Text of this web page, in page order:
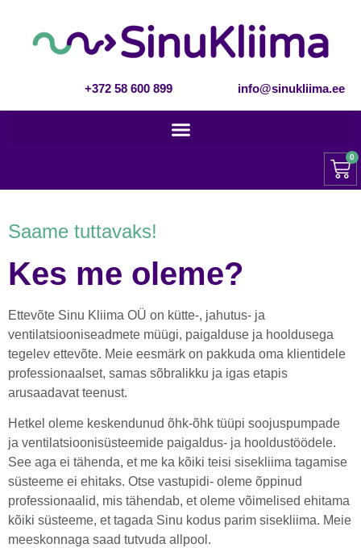
+372 58 600 899 info@sinukliima.ee
0
Saame tuttavaks!
Kes me oleme?
Ettevõte Sinu Kliima OÜ on kütte-, jahutus- ja
ventilatsiooniseadmete müügi, paigalduse ja hooldusega
tegelev ettevõte. Meie eesmärk on pakkuda oma klientidele
professionaalset, samas sõbralikku ja igas etapis
arusaadavat teenust.
Hetkel oleme keskendunud õhk-õhk tüüpi soojuspumpade
ja ventilatsioonisüsteemide paigaldus- ja hooldustöödele.
See aga ei tähenda, et me ka kõiki teisi sisekliima tagamise
süsteeme ei ehitaks. Otse vastupidi- oleme õppinud
professionaalid, mis tähendab, et oleme võimelised ehitama
kõiki süsteeme, et tagada Sinu kodus parim sisekliima. Meie
meeskonnaga saad tutvuda allpool.